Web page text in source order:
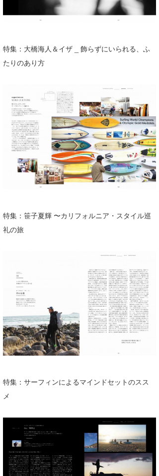
特集：⼤橋海⼈＆イザ _ 飾らずにいられる、ふ
たりのあり⽅
特集：笹⼦夏輝 〜カリフォルニア・スタイル巡
礼の旅
特集：サーフィンによるマインドセットのスス
メ